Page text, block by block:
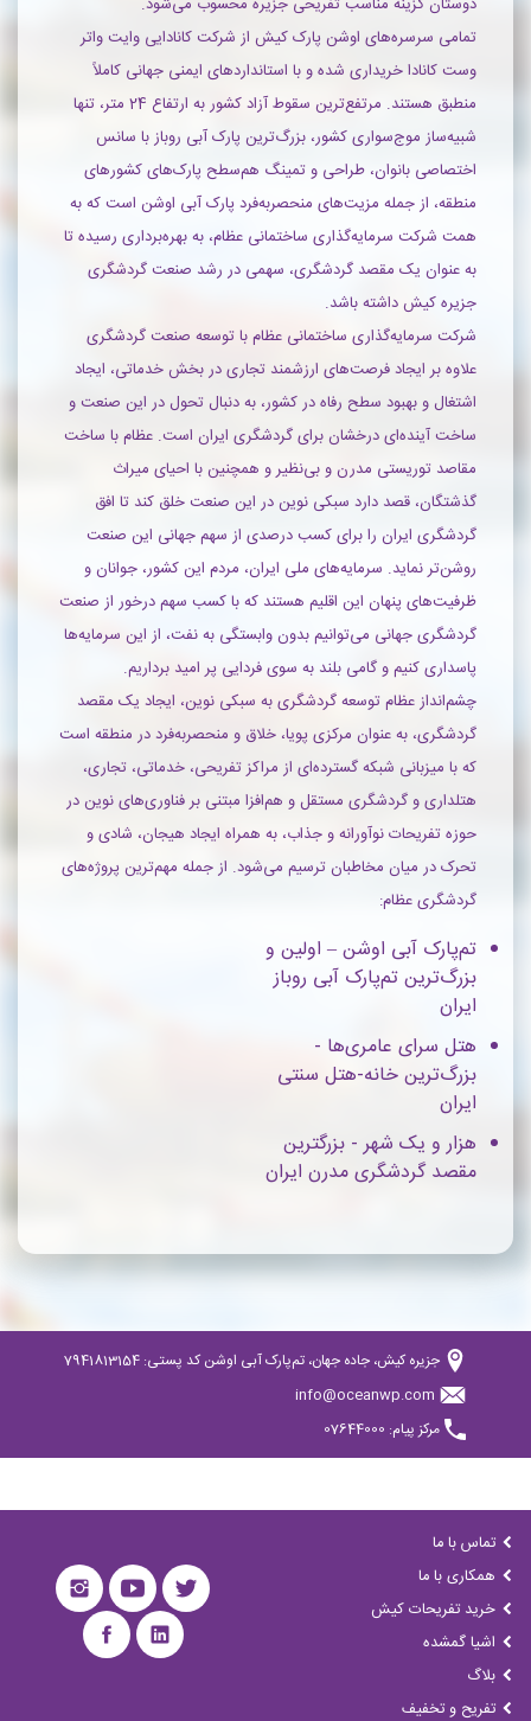
تمامی سرسره‌های اوشن پارک کیش از شرکت کانادایی وایت واتر
وست کانادا خریداری شده و با استانداردهای ایمنی جهانی کاملاً
منطبق هستند. مرتفع‌ترین سقوط آزاد کشور به ارتفاع 24 متر، تنها
شبیه‌ساز موج‌سواری کشور، بزرگ‌ترین پارک آبی روباز با سانس
اختصاصی بانوان، طراحی و تمینگ هم‌سطح پارک‌های کشورهای
منطقه، از جمله مزیت‌های منحصربه‌فرد پارک آبی اوشن است که به
همت شرکت سرمایه‌گذاری ساختمانی عظام، به بهره‌برداری رسیده تا
به عنوان یک مقصد گردشگری، سهمی در رشد صنعت گردشگری
جزیره کیش داشته باشد.
شرکت سرمایه‌گذاری ساختمانی عظام با توسعه صنعت گردشگری
علاوه بر ایجاد فرصت‌های ارزشمند تجاری در بخش خدماتی، ایجاد
اشتغال و بهبود سطح رفاه در کشور، به دنبال تحول در این صنعت و
ساخت آینده‌ای درخشان برای گردشگری ایران است. عظام با ساخت
مقاصد توریستی مدرن و بی‌نظیر و همچنین با احیای میراث
گذشتگان، قصد دارد سبکی نوین در این صنعت خلق کند تا افق
گردشگری ایران را برای کسب درصدی از سهم جهانی این صنعت
روشن‌تر نماید. سرمایه‌های ملی ایران، مردم این کشور، جوانان و
ظرفیت‌های پنهان این اقلیم هستند که با کسب سهم درخور از صنعت
گردشگری جهانی می‌توانیم بدون وابستگی به نفت، از این سرمایه‌ها
پاسداری کنیم و گامی بلند به سوی فردایی پر امید برداریم.
چشم‌انداز عظام توسعه گردشگری به سبکی نوین، ایجاد یک مقصد
گردشگری، به عنوان مرکزی پویا، خلاق و منحصربه‌فرد در منطقه است
که با میزبانی شبکه گسترده‌ای از مراکز تفریحی، خدماتی، تجاری،
هتلداری و گردشگری مستقل و هم‌افزا مبتنی بر فناوری‌های نوین در
حوزه تفریحات نوآورانه و جذاب، به همراه ایجاد هیجان، شادی و
تحرک در میان مخاطبان ترسیم می‌شود. از جمله مهم‌ترین پروژه‌های
گردشگری عظام:
تم‌پارک آبی اوشن – اولین و
بزرگ‌ترین تم‌پارک آبی روباز
ایران
هتل سرای عامری‌ها‌ -
بزرگ‌ترین خانه-هتل سنتی
ایران
هزار و یک شهر - بزرگترین
مقصد گردشگری مدرن ایران
جزیره کیش، جاده جهان، تم‌پارک آبی اوشن کد پستی: 7941813154
info@oceanwp.com
مرکز پیام: 07644000
تماس با ما
همکاری با ما
خرید تفریحات کیش
اشیا گمشده
بلاگ
تفریح و تخفیف